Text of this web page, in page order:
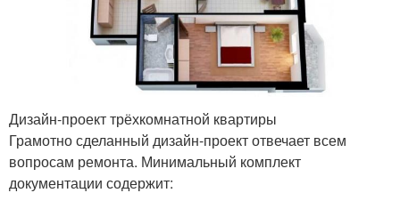
Дизайн-проект трёхкомнатной квартиры
Грамотно сделанный дизайн-проект отвечает всем
вопросам ремонта. Минимальный комплект
документации содержит: